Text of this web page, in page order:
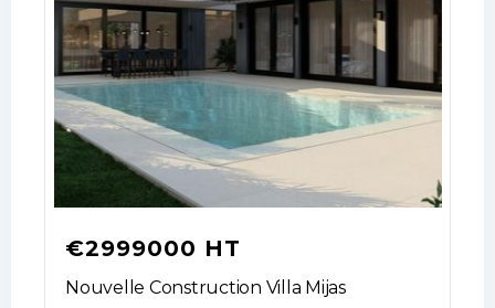
€2999000 HT
Nouvelle Construction Villa Mijas